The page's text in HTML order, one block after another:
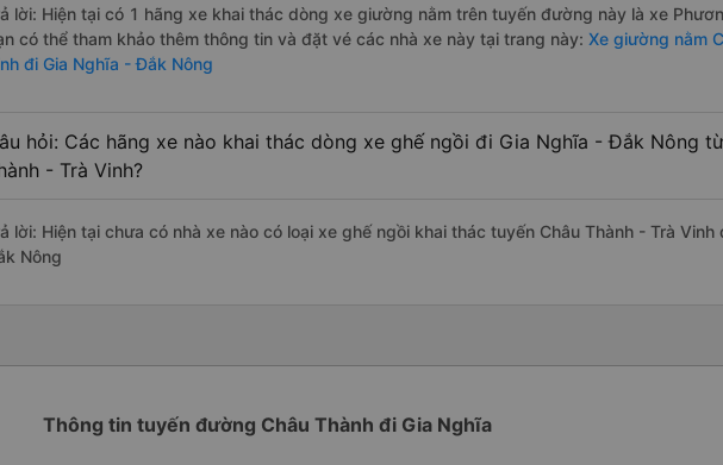
lời: Hiện tại có 1 hãng xe khai thác dòng xe giường nằm trên tuyến đường này là xe
có thể tham khảo thêm thông tin và đặt vé các nhà xe này tại trang này: Xe giường nằm
đi Gia Nghĩa - Đắk Nông
hỏi: Các hãng xe nào khai thác dòng xe ghế ngồi đi Gia Nghĩa - Đắk Nông
- Trà Vinh?
lời: Hiện tại chưa có nhà xe nào có loại xe ghế ngồi khai thác tuyến Châu Thành - Trà Vinh
Nông
Thông tin tuyến đường Châu Thành đi Gia Nghĩa